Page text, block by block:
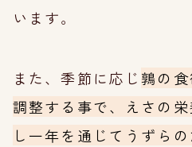
います。
また、季節に応じ 鶉の
調整する事で、えさの
し一年を通じてうずら